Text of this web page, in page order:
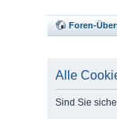
Foren-
Alle
Sind Sie